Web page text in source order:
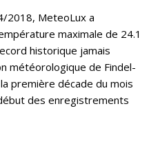
2018, MeteoLux a
maximale de 24.1
historique jamais
météorologique de Findel-
première décade du mois
des enregistrements